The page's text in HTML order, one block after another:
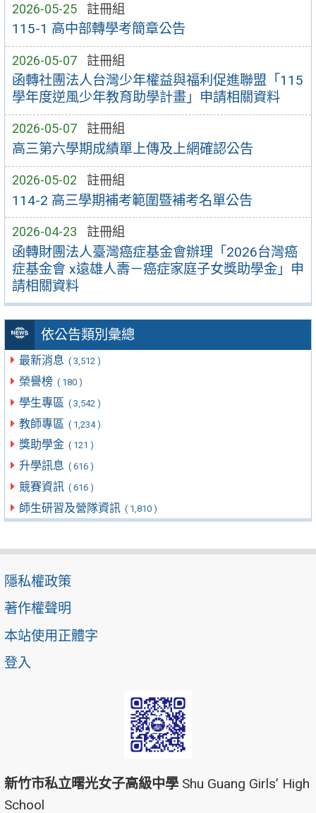
2026-05-25 註冊組
115-1 高中部轉學考簡章公告
2026-05-07 註冊組
函轉社團法人台灣少年權益與福利促進聯盟「115
學年度逆風少年教育助學計畫」申請相關資料
2026-05-07 註冊組
高三第六學期成績單上傳及上網確認公告
2026-05-02 註冊組
114-2 高三學期補考範圍暨補考名單公告
2026-04-23 註冊組
函轉財團法人臺灣癌症基金會辦理「2026台灣癌
症基金會 x遠雄人壽－癌症家庭子女獎助學金」申
請相關資料
依公告類別彙總
最新消息 ( 3,512 )
榮譽榜 ( 180 )
學生專區 ( 3,542 )
教師專區 ( 1,234 )
獎助學金 ( 121 )
升學訊息 ( 616 )
競賽資訊 ( 616 )
師生研習及營隊資訊 ( 1,810 )
隱私權政策
著作權聲明
本站使用正體字
登入
新竹市私立曙光女子高級中學 Shu Guang Girls’ High
School